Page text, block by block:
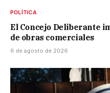
POLÍTICA
El Concejo Deliberante
de obras comerciales
6 de agosto de 2026